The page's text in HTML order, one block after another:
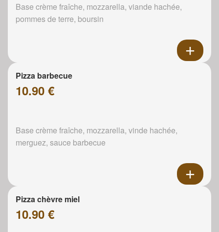
Base crème fraîche, mozzarella, viande hachée,
pommes de terre, boursin
Pizza barbecue
10.90 €
Base crème fraîche, mozzarella, vinde hachée,
merguez, sauce barbecue
Pizza chèvre miel
10.90 €